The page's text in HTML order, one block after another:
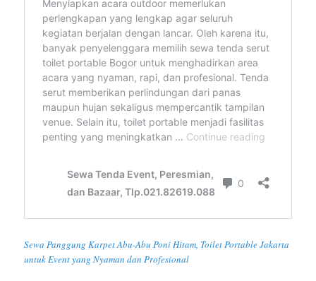
Sewa Panggung Karpet Abu-Abu Poni Hitam, Toilet Portable Jakarta
untuk Event yang Nyaman dan Profesional